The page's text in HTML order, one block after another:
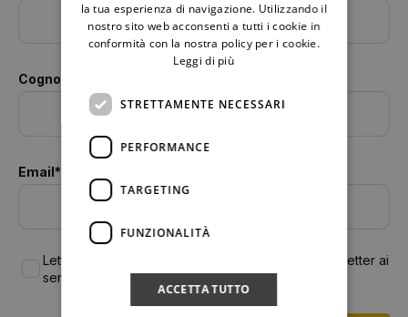
Cognome
Email*:
Letta la
, accetto di ricevere la newsletter ai
sensi del Regolamento UE 2016/679 (GDPR)
la tua esperienza di navigazione. Utilizzando il
nostro sito web acconsenti a tutti i cookie in
conformità con la nostra policy per i cookie.
Leggi di più
STRETTAMENTE NECESSARI
PERFORMANCE
TARGETING
FUNZIONALITÀ
ACCETTA TUTTO